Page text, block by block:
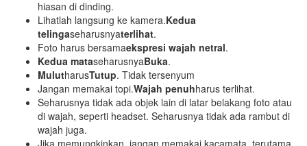
hiasan di dinding.
Lihatlah langsung ke kamera.Kedua
telingaseharusnyaterlihat.
Foto harus bersamaekspresi wajah netral.
Kedua mataseharusnyaBuka.
MulutharusTutup. Tidak tersenyum
Jangan memakai topi.Wajah penuhharus terlihat.
Seharusnya tidak ada objek lain di latar belakang foto atau
di wajah, seperti headset. Seharusnya tidak ada rambut di
wajah juga.
Jika memungkinkan, jangan memakai kacamata, terutama